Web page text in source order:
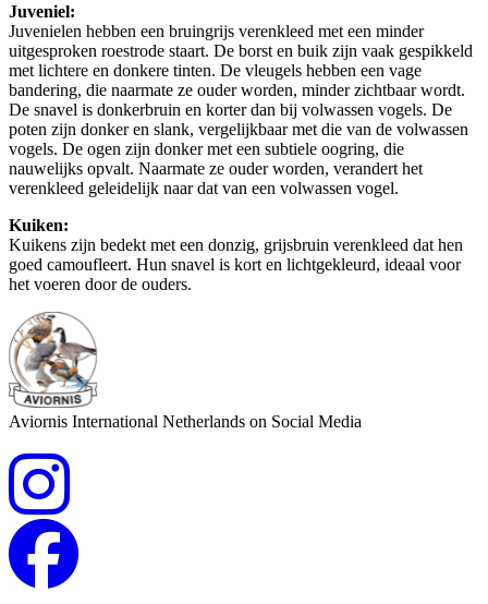
Juveniel:
Juvenielen hebben een bruingrijs verenkleed met een minder
uitgesproken roestrode staart. De borst en buik zijn vaak gespikkeld
met lichtere en donkere tinten. De vleugels hebben een vage
bandering, die naarmate ze ouder worden, minder zichtbaar wordt.
De snavel is donkerbruin en korter dan bij volwassen vogels. De
poten zijn donker en slank, vergelijkbaar met die van de volwassen
vogels. De ogen zijn donker met een subtiele oogring, die
nauwelijks opvalt. Naarmate ze ouder worden, verandert het
verenkleed geleidelijk naar dat van een volwassen vogel.
Kuiken:
Kuikens zijn bedekt met een donzig, grijsbruin verenkleed dat hen
goed camoufleert. Hun snavel is kort en lichtgekleurd, ideaal voor
het voeren door de ouders.
Aviornis International Netherlands on Social Media